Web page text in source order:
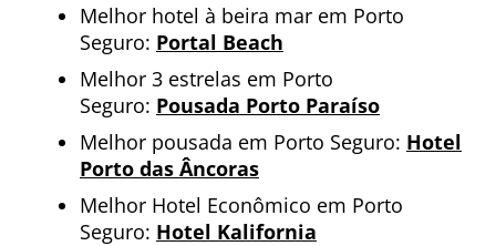
Melhor hotel à beira mar em Porto
Seguro: Portal Beach
Melhor 3 estrelas em Porto
Seguro: Pousada Porto Paraíso
Melhor pousada em Porto Seguro: Hotel
Porto das Âncoras
Melhor Hotel Econômico em Porto
Seguro: Hotel Kalifornia